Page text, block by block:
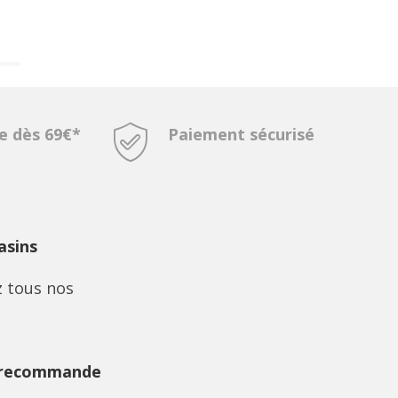
dès 69€* Paiement sécurisé
tous nos